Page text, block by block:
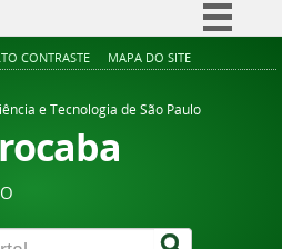
Simplifique!
Acesso à informação
Canais
CONTRASTE MAPA DO SITE
e Tecnologia de São Paulo